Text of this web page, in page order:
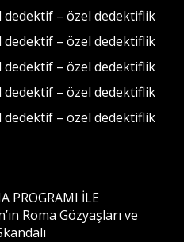
dedektif – özel dedektiflik
dedektif – özel dedektiflik
dedektif – özel dedektiflik
dedektif – özel dedektiflik
dedektif – özel dedektiflik
PROGRAMI İLE
Roma Gözyaşları ve